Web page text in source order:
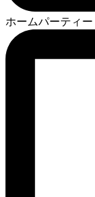
ホームパーティー